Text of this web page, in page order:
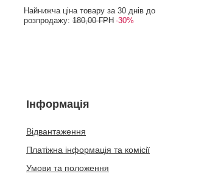
Найнижча ціна товару за 30 днів до
розпродажу: 180,00 ГРН -30%
Інформація
Відвантаження
Платіжна інформація та комісії
Умови та положення